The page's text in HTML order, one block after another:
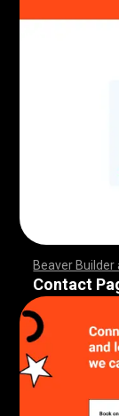
Beaver
,,,,,,,,,,,,,,,,
,,,,,,,,,,,,,,,
Contact